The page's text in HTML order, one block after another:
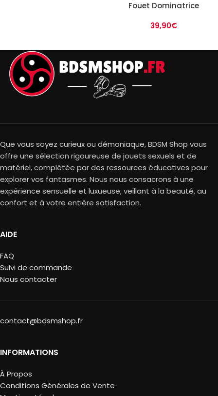
Fouet Dominatrice
39,90€
Que vous soyez curieux ou démoniaque, BDSM Shop vous
offre une sélection rigoureuse de jouets sexuels et de
matériel, complétée par des ressources éducatives pour
explorer vos fantasmes. Nous nous consacrons à une
expérience sensuelle et luxueuse, veillant à la beauté, au
confort et à votre entière satisfaction.
AIDE
FAQ
Suivi de commande
Nous contacter
contact@bdsmshop.fr
INFORMATIONS
À Propos
Conditions Générales de Vente